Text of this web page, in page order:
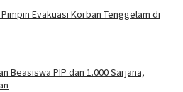
Evakuasi Korban Tenggelam di
Beasiswa PIP dan 1.000 Sarjana,